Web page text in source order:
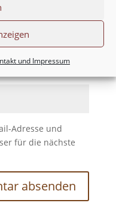
und Impressum
Adresse und
für die nächste